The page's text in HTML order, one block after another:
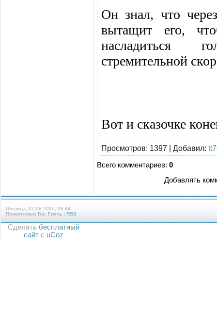
Он знал, что
вытащит его,
насладиться
стремительной
Вот и сказочке
Просмотров: 1397 | Добавил:
Всего комментариев: 0
Добавлять
Пятница, 07.08.2026, 09:44
Приветствую Вас Гость | RSS
Сделать бесплатный
сайтс uCoz